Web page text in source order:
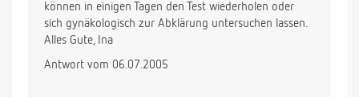
können in einigen Tagen den Test wiederholen oder
sich gynäkologisch zur Abklärung untersuchen lassen.
Alles Gute, Ina
Antwort vom 06.07.2005